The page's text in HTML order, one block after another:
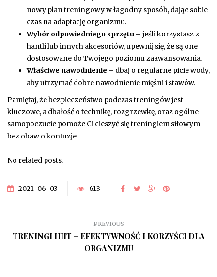
nowy plan treningowy w łagodny sposób, dając sobie
czas na adaptację organizmu.
Wybór odpowiedniego sprzętu – jeśli korzystasz z
hantli lub innych akcesoriów, upewnij się, że są one
dostosowane do Twojego poziomu zaawansowania.
Właściwe nawodnienie – dbaj o regularne picie wody,
aby utrzymać dobre nawodnienie mięśni i stawów.
Pamiętaj, że bezpieczeństwo podczas treningów jest
kluczowe, a dbałość o technikę, rozgrzewkę, oraz ogólne
samopoczucie pomoże Ci cieszyć się treningiem siłowym
bez obaw o kontuzje.
No related posts.
2021-06-03 613
PREVIOUS
TRENINGI HIIT – EFEKTYWNOŚĆ I KORZYŚCI DLA
ORGANIZMU